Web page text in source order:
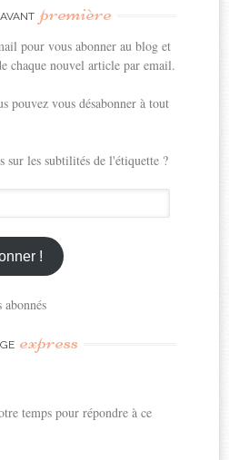
première
pour vous abonner au blog et
chaque nouvel article par email.
pouvez vous désabonner à tout
sur les subtilités de l'étiquette ?
!
express
temps pour répondre à ce